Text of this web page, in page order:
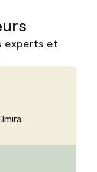
experts et